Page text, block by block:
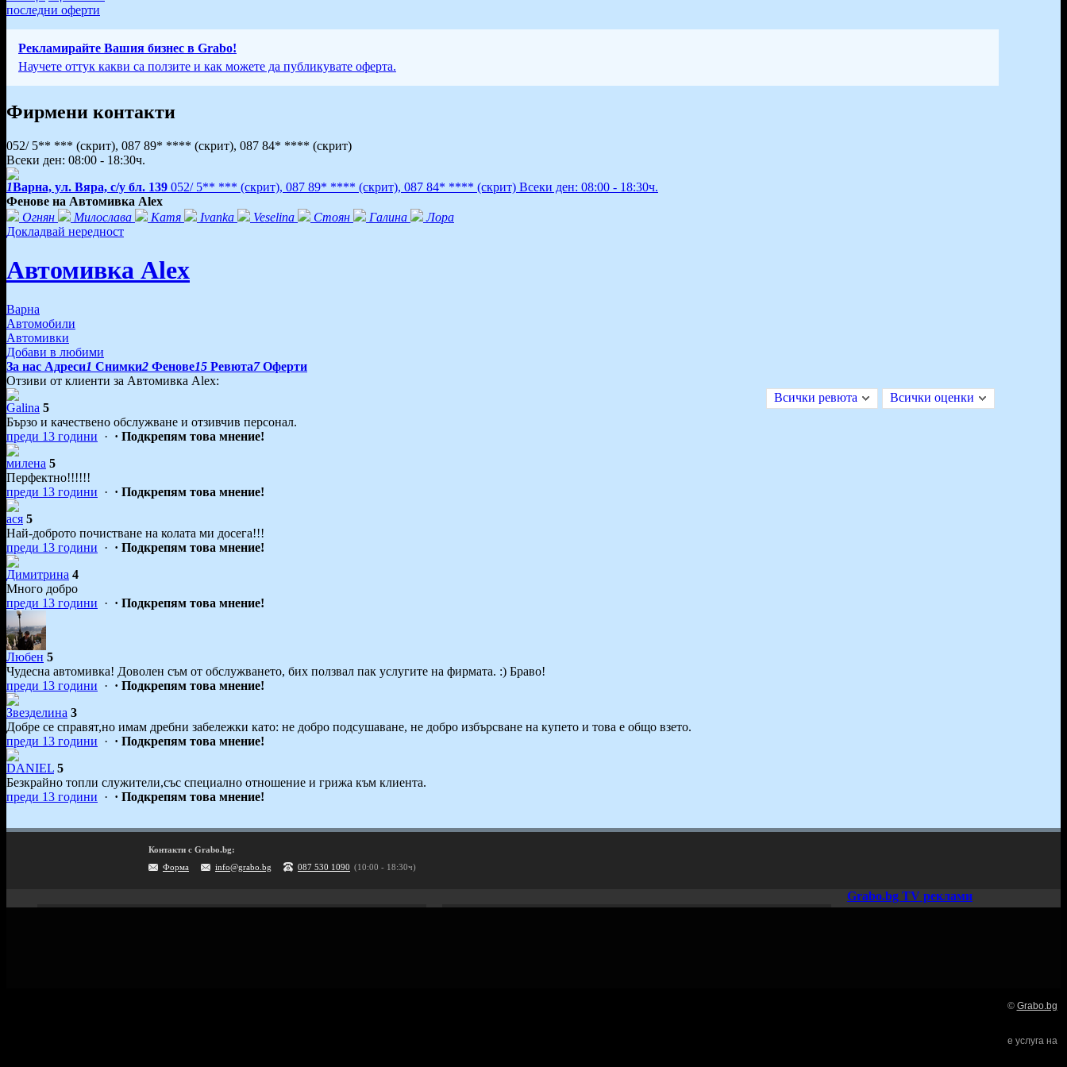
последни оферти
Рекламирайте Вашия бизнес в Grabo!
Научете оттук какви са ползите и как можете да публикувате оферта.
Фирмени контакти
052/ 5** *** (скрит), 087 89* **** (скрит), 087 84* **** (скрит)
Всеки ден: 08:00 - 18:30ч.
1Варна, ул. Вяра, с/у бл. 139 052/ 5** *** (скрит), 087 89* **** (скрит), 087 84* **** (скрит) Всеки ден: 08:00 - 18:30ч.
Фенове на Автомивка Alex
Огнян
Милослава Катя Ivanka Veselina Стоян Галина
Лора
Докладвай нередност
Автомивка Alex
Варна
Автомобили
Автомивки
Добави в любими
За нас Адреси1 Снимки2 Фенове15 Ревюта7 Оферти
Отзиви от клиенти за Автомивка Alex:
Всички оценки
Всички ревюта
Galina 5
Бързо и качествено обслужване и отзивчив персонал.
преди 13 години · · Подкрепям това мнение!
милена 5
Перфектно!!!!!!
преди 13 години · · Подкрепям това мнение!
ася 5
Най-доброто почистване на колата ми досега!!!
преди 13 години · · Подкрепям това мнение!
Димитрина 4
Много добро
преди 13 години · · Подкрепям това мнение!
Любен 5
Чудесна автомивка! Доволен съм от обслужването, бих ползвал пак услугите на фирмата. :) Браво!
преди 13 години · · Подкрепям това мнение!
Звезделина 3
Добре се справят,но имам дребни забележки като: не добро подсушаване, не добро избърсване на купето и това е общо взето.
преди 13 години · · Подкрепям това мнение!
DANIEL 5
Безкрайно топли служители,със специално отношение и грижа към клиента.
преди 13 години · · Подкрепям това мнение!
Контакти с Grabo.bg:
Форма
info@grabo.bg 087 530 1090 (10:00 - 18:30ч)
Grabo.bg TV реклами
© Grabo.bg
е услуга на